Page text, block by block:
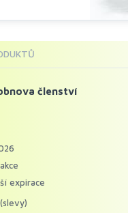
členství
expirace